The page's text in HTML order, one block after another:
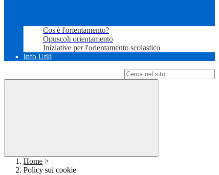
Cos'è l'orientamento?
Opuscoli orientamento
Iniziative per l'orientamento scolastico
Info Utili
Home >
Policy sui cookie